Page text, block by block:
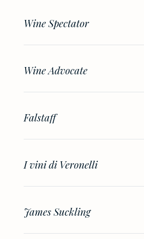
Wine Spectator
Wine Advocate
Falstaff
I vini di Veronelli
James Suckling